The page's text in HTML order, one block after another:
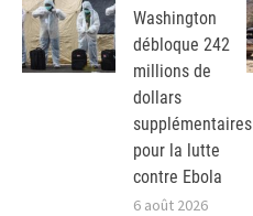
Washington
débloque 242
millions de
dollars
supplémentaires
pour la lutte
contre Ebola
6 août 2026